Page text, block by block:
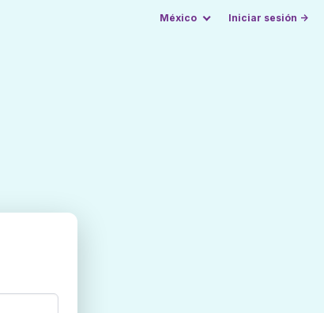
México Iniciar sesión →